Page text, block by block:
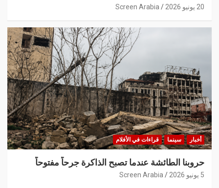
20 يونيو 2026 Screen Arabia
أخبار سينما قراءات في الأفلام
حروبنا الطائشة عندما تصبح الذاكرة جرحاً مفتوحاً
5 يونيو 2026 Screen Arabia